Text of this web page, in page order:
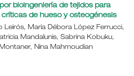
bioingeniería de tejidos para
de hueso y osteogénesis
Leirós, María Débora López Ferrucci,
Mandalunis, Sabrina Kobuku,
Nina Mahmoudian